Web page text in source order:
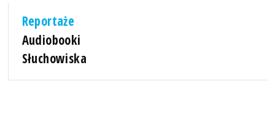
Reportaże
Audiobooki
Słuchowiska